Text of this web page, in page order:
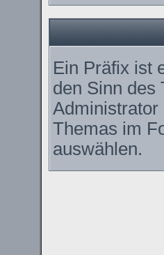
Ein Präfix ist
den Sinn des
Administrator
Themas im
auswählen.